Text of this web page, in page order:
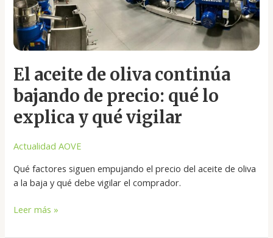
El aceite de oliva continúa
bajando de precio: qué lo
explica y qué vigilar
Actualidad AOVE
Qué factores siguen empujando el precio del aceite de oliva
a la baja y qué debe vigilar el comprador.
bajando
de
precio:
qué
explica
y
qué
vigilar
Leer más »